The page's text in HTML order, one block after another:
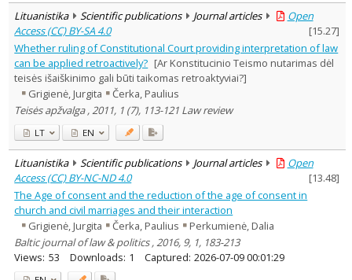
Lituanistika Scientific publications Journal articles
Open
Access (CC) BY-SA 4.0
[15.27]
Whether ruling of Constitutional Court providing interpretation of law
can be applied retroactively? [Ar Konstitucinio Teismo nutarimas dėl
teisės išaiškinimo gali būti taikomas retroaktyviai?]
Grigienė, Jurgita
Čerka, Paulius
Teisės apžvalga , 2011, 1 (7), 113-121 Law review
LT EN
Lituanistika Scientific publications Journal articles
Open
Access (CC) BY-NC-ND 4.0
[13.48]
The Age of consent and the reduction of the age of consent in
church and civil marriages and their interaction
Grigienė, Jurgita
Čerka, Paulius
Perkumienė, Dalia
Baltic journal of law & politics , 2016, 9, 1, 183-213
Views: 53 Downloads: 1 Captured: 2026-07-09 00:01:29